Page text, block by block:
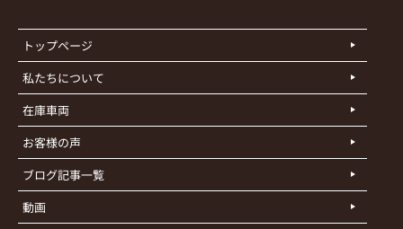
トップページ
私たちについて
在庫車両
お客様の声
ブログ記事一覧
動画